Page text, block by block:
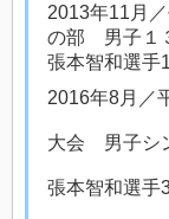
2013年11月
の部 男子１
張本智和選手
2016年8月／
大会 男子シ
張本智和選手